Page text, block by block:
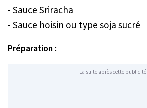
- Sauce Sriracha
- Sauce hoisin ou type soja sucré
Préparation :
La suite après cette publicité